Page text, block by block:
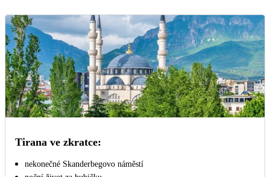
Tirana ve zkratce:
nekonečné Skanderbegovo náměstí